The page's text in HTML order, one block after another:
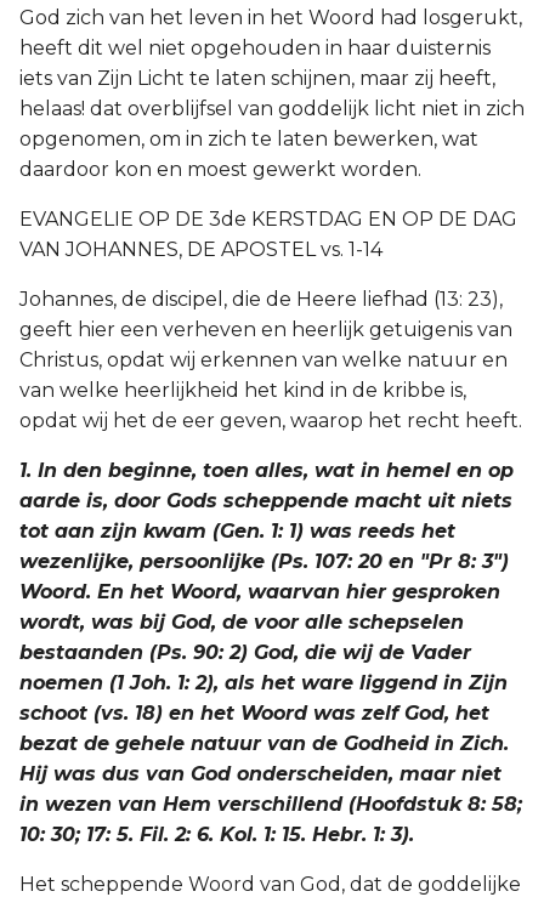
God zich van het leven in het Woord had losgerukt,
heeft dit wel niet opgehouden in haar duisternis
iets van Zijn Licht te laten schijnen, maar zij heeft,
helaas! dat overblijfsel van goddelijk licht niet in zich
opgenomen, om in zich te laten bewerken, wat
daardoor kon en moest gewerkt worden.
EVANGELIE OP DE 3de KERSTDAG EN OP DE DAG
VAN JOHANNES, DE APOSTEL vs. 1-14
Johannes, de discipel, die de Heere liefhad (13: 23),
geeft hier een verheven en heerlijk getuigenis van
Christus, opdat wij erkennen van welke natuur en
van welke heerlijkheid het kind in de kribbe is,
opdat wij het de eer geven, waarop het recht heeft.
1. In den beginne, toen alles, wat in hemel en op
aarde is, door Gods scheppende macht uit niets
tot aan zijn kwam (Gen. 1: 1) was reeds het
wezenlijke, persoonlijke (Ps. 107: 20 en "Pr 8: 3")
Woord. En het Woord, waarvan hier gesproken
wordt, was bij God, de voor alle schepselen
bestaanden (Ps. 90: 2) God, die wij de Vader
noemen (1 Joh. 1: 2), als het ware liggend in Zijn
schoot (vs. 18) en het Woord was zelf God, het
bezat de gehele natuur van de Godheid in Zich.
Hij was dus van God onderscheiden, maar niet
in wezen van Hem verschillend (Hoofdstuk 8: 58;
10: 30; 17: 5. Fil. 2: 6. Kol. 1: 15. Hebr. 1: 3).
Het scheppende Woord van God, dat de goddelijke